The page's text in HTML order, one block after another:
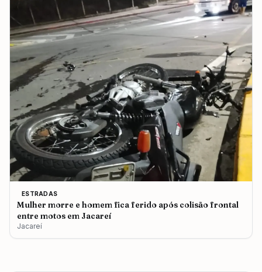
ESTRADAS
Mulher morre e homem fica ferido após colisão frontal
entre motos em Jacareí
Jacareí